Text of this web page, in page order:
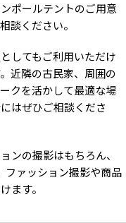
が
雪がある状態の校庭 / 冬
ポールテントのご用意
談ください。
してもご利用いただけ
近隣の古民家、周囲の
クを活かして最適な場
はぜひご相談くださ
ンの撮影はもちろん、
ファッション撮影や商品
ます。